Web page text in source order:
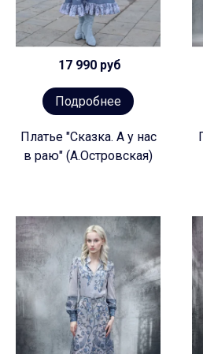
17 990 руб
Подробнее
Платье "Сказка. А у нас
в раю" (А.Островская)